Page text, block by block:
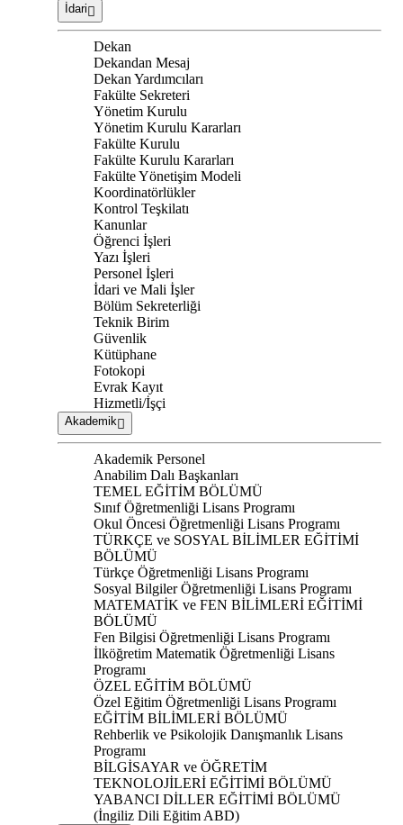
İdari
Dekan
Dekandan Mesaj
Dekan Yardımcıları
Fakülte Sekreteri
Yönetim Kurulu
Yönetim Kurulu Kararları
Fakülte Kurulu
Fakülte Kurulu Kararları
Fakülte Yönetişim Modeli
Koordinatörlükler
Kontrol Teşkilatı
Kanunlar
Öğrenci İşleri
Yazı İşleri
Personel İşleri
İdari ve Mali İşler
Bölüm Sekreterliği
Teknik Birim
Güvenlik
Kütüphane
Fotokopi
Evrak Kayıt
Hizmetli/İşçi
Akademik
Akademik Personel
Anabilim Dalı Başkanları
TEMEL EĞİTİM BÖLÜMÜ
Sınıf Öğretmenliği Lisans Programı
Okul Öncesi Öğretmenliği Lisans Programı
TÜRKÇE ve SOSYAL BİLİMLER EĞİTİMİ
BÖLÜMÜ
Türkçe Öğretmenliği Lisans Programı
Sosyal Bilgiler Öğretmenliği Lisans Programı
MATEMATİK ve FEN BİLİMLERİ EĞİTİMİ
BÖLÜMÜ
Fen Bilgisi Öğretmenliği Lisans Programı
İlköğretim Matematik Öğretmenliği Lisans
Programı
ÖZEL EĞİTİM BÖLÜMÜ
Özel Eğitim Öğretmenliği Lisans Programı
EĞİTİM BİLİMLERİ BÖLÜMÜ
Rehberlik ve Psikolojik Danışmanlık Lisans
Programı
BİLGİSAYAR ve ÖĞRETİM
TEKNOLOJİLERİ EĞİTİMİ BÖLÜMÜ
YABANCI DİLLER EĞİTİMİ BÖLÜMÜ
(İngiliz Dili Eğitim ABD)